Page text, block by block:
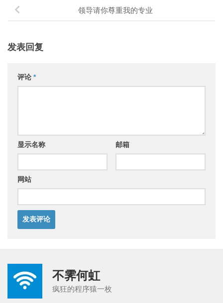
领导请你尊重我的专业
发表回复
评论 *
显示名称 邮箱
网站
不霁何虹
疯狂的程序猿一枚